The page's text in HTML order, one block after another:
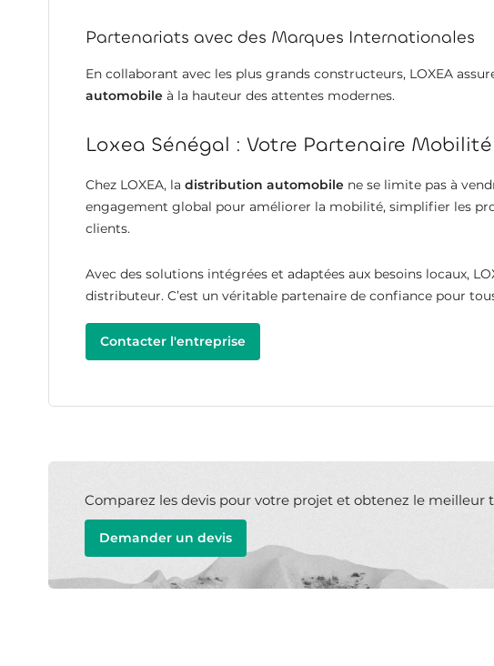
Partenariats avec des Marques Internationales
En collaborant avec les plus grands constructeurs, LOXEA
automobileà la hauteur des attentes modernes.
Loxea Sénégal : Votre Partenaire Mobilité
Chez LOXEA, la distribution automobilene se limite pas à
engagement global pour améliorer la mobilité, simplifier les
clients.
Avec des solutions intégrées et adaptées aux besoins locaux,
distributeur. C’est un véritable partenaire de confiance pour
Contacter l'entreprise
Comparez les devis pour votre projet et obtenez le meilleur
Demander un devis